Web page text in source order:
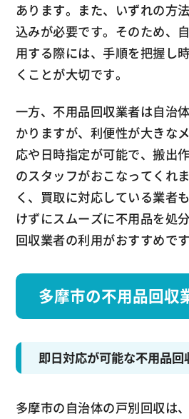
あります。また、いずれの方
込みが必要です。そのため、
用する際には、手順を把握し
くことが大切です。
一方、不用品回収業者は自治
かりますが、利便性が大きな
応や日時指定が可能で、搬出
のスタッフがおこなってくれ
く、買取に対応している業者
けずにスムーズに不用品を処
回収業者の利用がおすすめです
多摩市の不用品回収
即日対応が可能な不用品
多摩市の自治体の戸別回収は